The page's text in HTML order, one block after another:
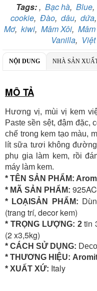
Số TK:
Ngân
Chi nhánh:
Chủ TK:
Ngân
Tags:, Bạc hà, Blue,
cookie, Đào, dâu, dứa,
Mơ, kiwi, Mâm Xôi,
Vanilla,
NỘI DUNG NHÀ SẢN
MÔ TẢ
Hương vị, mùi vị kem
Paste sền sệt, đậm đặc,
chế trong kem tạo màu,
lít sữa tươi không
phụ gia làm kem, rồi
máy làm kem.
* TÊN SẢN PHẨM:
* MÃ SẢN PHẨM: 925AC
* LOẠISẢN PHẨM:
(trang trí, decor kem)
* TRỌNG LƯỢNG: 2tin
(2 x3,5kg)
* CÁCH SỬ DỤNG:
* THƯƠNG HIỆU:
* XUẤT XỨ: Italy